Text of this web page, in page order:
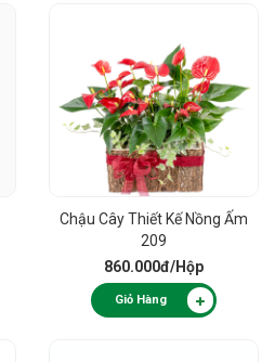
Chậu Cây Thiết Kế Nồng Ấm
209
860.000đ/Hộp
Giỏ Hàng